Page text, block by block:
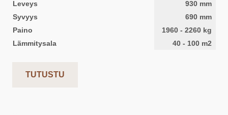
Leveys 930 mm
Syvyys
690 mm
Paino
1960 - 2260 kg
Lämmitysala
40 - 100 m2
TUTUSTU